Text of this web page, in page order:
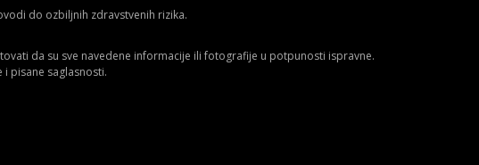
do ozbiljnih zdravstvenih rizika.
da su sve navedene informacije ili fotografije u potpunosti ispravne.
pisane saglasnosti.